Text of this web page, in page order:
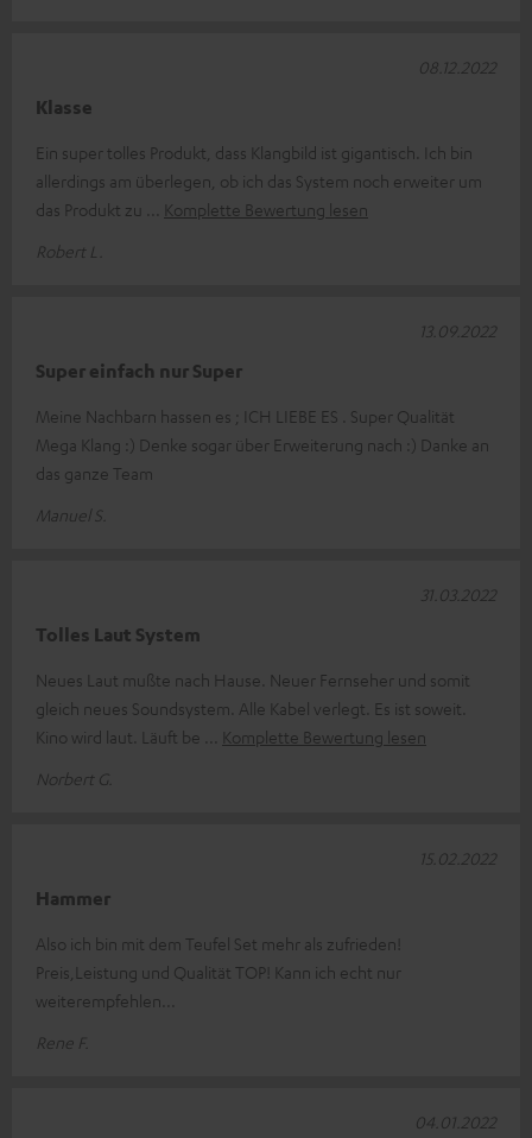
Klasse
Ein super tolles Produkt, dass Klangbild ist gigantisch. Ich bin
allerdings am überlegen, ob ich das System noch erweiter um
das Produkt zu
Komplette Bewertung lesen
Robert L.
08.12.2022
Super einfach nur Super
Meine Nachbarn hassen es ; ICH LIEBE ES . Super Qualität
Mega Klang :) Denke sogar über Erweiterung nach :) Danke an
das ganze Team
Manuel S.
13.09.2022
Tolles Laut System
Neues Laut mußte nach Hause. Neuer Fernseher und somit
gleich neues Soundsystem. Alle Kabel verlegt. Es ist soweit.
Kino wird laut. Läuft be
Komplette Bewertung lesen
Norbert G.
31.03.2022
Hammer
Also ich bin mit dem Teufel Set mehr als zufrieden!
Preis,Leistung und Qualität TOP! Kann ich echt nur
weiterempfehlen...
Rene F.
15.02.2022
04.01.2022